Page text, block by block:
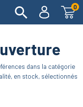
0
dans la catégorie
en stock, sélectionnés